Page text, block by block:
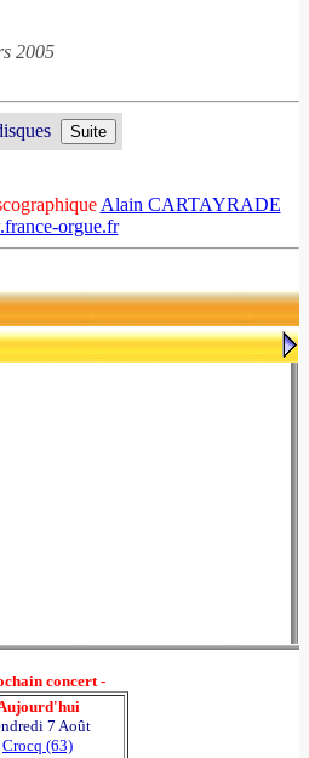
2005
Alain CARTAYRADE
orgue.fr
concert -
7 Août
Crocq (63)